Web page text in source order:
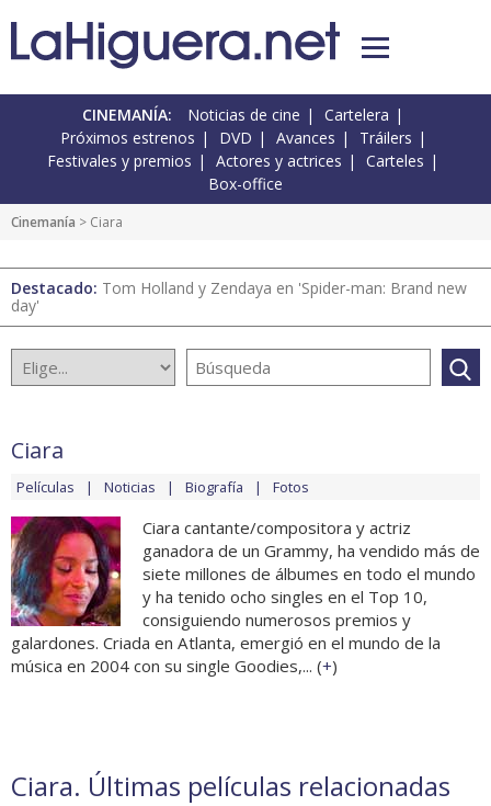
CINEMANÍA: Noticias de cine
Cartelera
Próximos estrenos
DVD Avances
Tráilers
Festivales y premios
Actores y actrices
Carteles
Box-office
Cinemanía > Ciara
Destacado: Tom Holland y Zendaya en 'Spider-man: Brand new
day'
Ciara
Películas Noticias Biografía Fotos
Ciara cantante/compositora y actriz
ganadora de un Grammy, ha vendido más de
siete millones de álbumes en todo el mundo
y ha tenido ocho singles en el Top 10,
consiguiendo numerosos premios y
galardones. Criada en Atlanta, emergió en el mundo de la
música en 2004 con su single Goodies,... (+)
Ciara. Últimas películas relacionadas